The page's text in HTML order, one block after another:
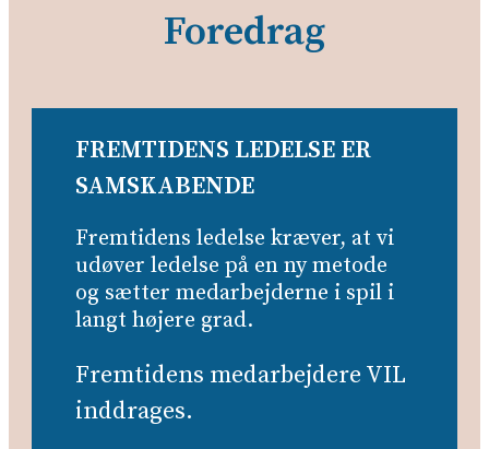
Foredrag
FREMTIDENS LEDELSE ER
SAMSKABENDE
Fremtidens ledelse kræver, at vi
udøver ledelse på en ny metode
og sætter medarbejderne i spil i
langt højere grad.
Fremtidens medarbejdere VIL
inddrages.